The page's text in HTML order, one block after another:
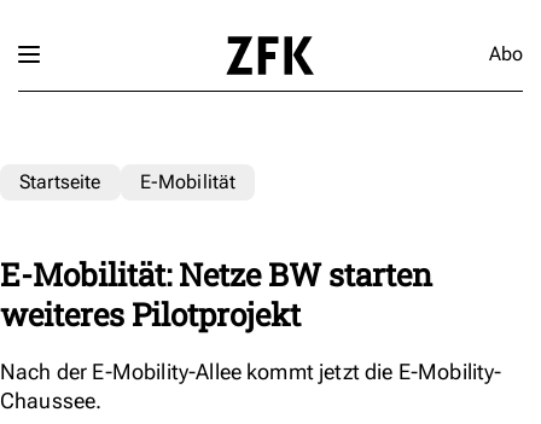
Abo
Startseite E-Mobilität
E-Mobilität: Netze BW starten
weiteres Pilotprojekt
Nach der E-Mobility-Allee kommt jetzt die E-Mobility-
Chaussee.